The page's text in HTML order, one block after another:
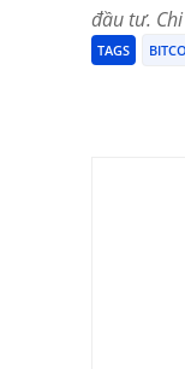
đầu tư.
TAGS